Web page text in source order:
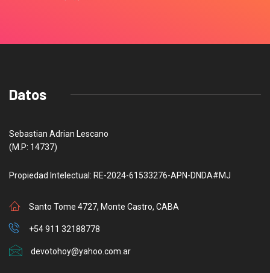
Datos
Sebastian Adrian Lescano
(M.P: 14737)
Propiedad Intelectual: RE-2024-61533276-APN-DNDA#MJ
Santo Tome 4727, Monte Castro, CABA
+54 911 32188778
devotohoy@yahoo.com.ar